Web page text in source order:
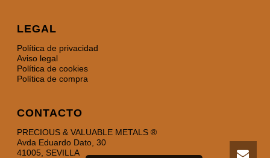
LEGAL
Política de privacidad
Aviso legal
Política de cookies
Política de compra
CONTACTO
PRECIOUS & VALUABLE METALS ®
Avda Eduardo Dato, 30
41005, SEVILLA